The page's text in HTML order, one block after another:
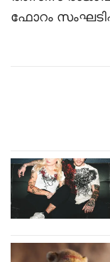
ഫോറം